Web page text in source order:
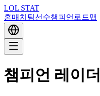
LOL STAT
홈매치 팀선수챔피언 로드맵
챔피언 레이더